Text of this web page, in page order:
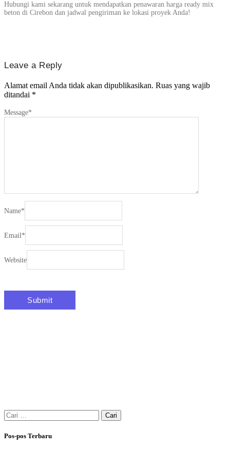
Hubungi kami sekarang untuk mendapatkan penawaran harga ready mix
beton di Cirebon dan jadwal pengiriman ke lokasi proyek Anda!
Leave a Reply
Alamat email Anda tidak akan dipublikasikan. Ruas yang wajib
ditandai *
Message*
Name*
Email*
Website
Cari
untuk:
Pos-pos Terbaru